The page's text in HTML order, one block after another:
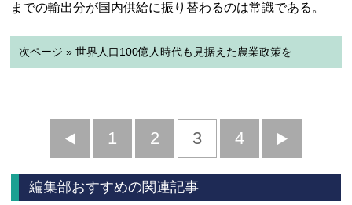
までの輸出分が国内供給に振り替わるのは常識である。
次ページ » 世界人口100億人時代も見据えた農業政策を
前
へ
1 2 3 4
へ
編集部おすすめの関連記事